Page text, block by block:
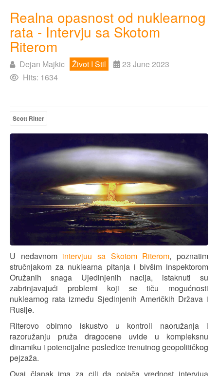
Realna opasnost od nuklearnog
rata - Intervju sa Skotom
Riterom
Dejan Majkic Život I Stil
23 June 2023
Hits: 1634
Scott Ritter
U nedavnom intervjuu sa Skotom Riterom, poznatim
stručnjakom za nuklearna pitanja i bivšim inspektorom
Oružanih snaga Ujedinjenih nacija, istaknuti su
zabrinjavajući problemi koji se tiču mogućnosti
nuklearnog rata između Sjedinjenih Američkih Država i
Rusije.
Riterovo obimno iskustvo u kontroli naoružanja i
razoružanju pruža dragocene uvide u kompleksnu
dinamiku i potencijalne posledice trenutnog geopolitičkog
pejzaža.
Ovaj članak ima za cilj da pojača vrednost intervjua